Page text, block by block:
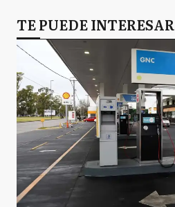
TE PUEDE INTERESAR